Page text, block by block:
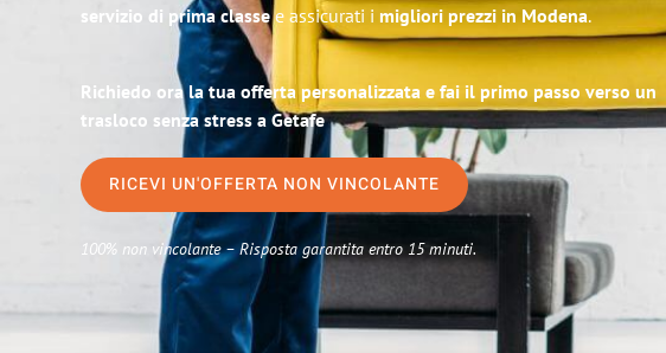
servizio di prima classee assicurati i migliori prezzi in Modena.
Richiedo ora la tua offerta personalizzata e fai il primo passo verso un
trasloco senza stress a Getafe
RICEVI UN'OFFERTA NON VINCOLANTE
100% non vincolante – Risposta garantita entro 15 minuti.